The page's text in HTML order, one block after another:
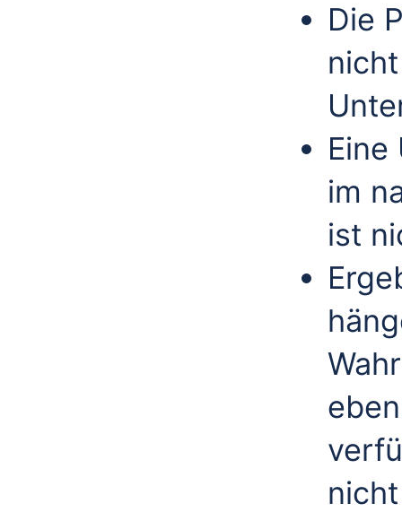
Die
im
ist